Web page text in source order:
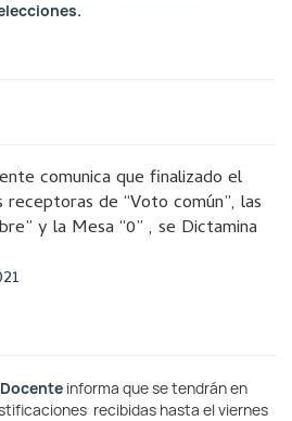
comunica que finalizado el
de “Voto común”, las
y la Mesa “0” , se Dictamina
informa que se tendrán en
recibidas hasta el viernes